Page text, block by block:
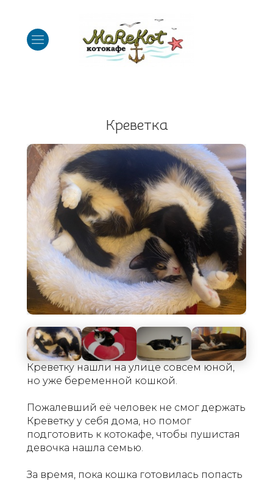
Креветка
Креветку нашли на улице совсем юной,
но уже беременной кошкой.
Пожалевший её человек не смог держать
Креветку у себя дома, но помог
подготовить к котокафе, чтобы пушистая
девочка нашла семью.
За время, пока кошка готовилась попасть